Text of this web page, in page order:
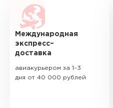
Международная
экспресс–
доставка
авиакурьером за 1–3
дня от 40 000 рублей